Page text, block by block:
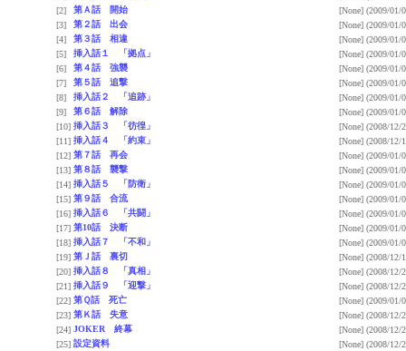
[2]
第Ａ話 開始 [None] (2009/01/
[3]
第２話 出会 [None] (2009/01/
[4]
第３話 相違 [None] (2009/01/
[5]
挿入話１ 「拠点」 [None] (2009/01/
[6]
第４話 強襲 [None] (2009/01/
[7]
第５話 追撃 [None] (2009/01/
[8]
挿入話２ 「追跡」 [None] (2009/01/
[9]
第６話 解除 [None] (2009/01/
[10] 挿入話３ 「彷徨」 [None] (2008/12/
[11] 挿入話４ 「約束」 [None] (2008/12/
[12] 第７話 再会 [None] (2009/01/
[13] 第８話 襲撃 [None] (2009/01/
[14] 挿入話５ 「防衛」 [None] (2009/01/
[15] 第９話 合流 [None] (2009/01/
[16] 挿入話６ 「共闘」 [None] (2009/01/
[17] 第10話 決断 [None] (2009/01/
[18] 挿入話７ 「不和」 [None] (2009/01/
[19] 第Ｊ話 裏切 [None] (2008/12/
[20] 挿入話８ 「真相」 [None] (2008/12/
[21] 挿入話９ 「迎撃」 [None] (2008/12/
[22] 第Ｑ話 死亡 [None] (2009/01/
[23] 第Ｋ話 失意 [None] (2008/12/
[24] JOKER 終幕 [None] (2008/12/
[25] 設定資料 [None] (2008/12/